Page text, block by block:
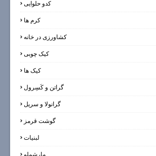
کدو حلوایی
کرم ها
کشاورزی در خانه
کیک چوبی
کیک ها
گراتن و كَسِرول
گرانولا و سريل
گوشت قرمز
لبنيات
مارشملو